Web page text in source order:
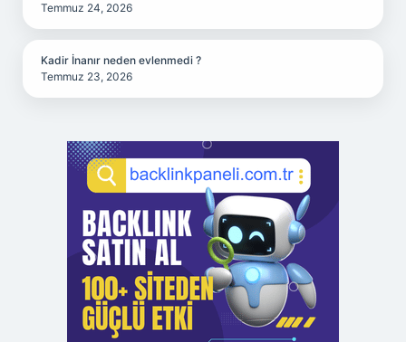
Temmuz 24, 2026
Kadir İnanır neden evlenmedi ?
Temmuz 23, 2026